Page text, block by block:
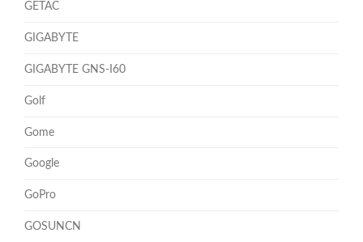
GETAC
GIGABYTE
GIGABYTE GNS-I60
Golf
Gome
Google
GoPro
GOSUNCN